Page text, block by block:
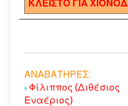
ΚΛΕΙΣΤΟ ΓΙΑ
ΑΝΑΒΑΤΗΡΕΣ:
Φίλιππος (Διθέσιος
Εναέριος)